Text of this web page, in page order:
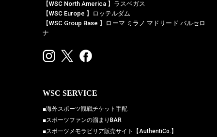
【WSC North America 】ラスベガス
【WSC Europe 】ロッテルダム
【WSC Group Base 】ローマ ミラノ マドリード バルセロ
ナ
WSC SERVICE
■海外スポーツ観戦チケット手配
■スポーツファンの溜まりBAR
■スポーツメモラビリア販売サイト【AuthentiCo.】